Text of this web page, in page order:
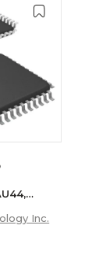
лоток
Inc.